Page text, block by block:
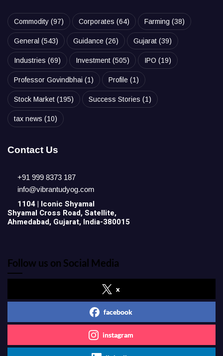
Commodity (97) Corporates (64) Farming (38)
General (543) Guidance (26) Gujarat (39)
Industries (69) Investment (505) IPO (19)
Professor Govindbhai (1) Profile (1)
Stock Market (195) Success Stories (1)
tax news (10)
Contact Us
+91 999 8373 187
info@vibrantudyog.com
1104 | Iconic Shyamal
Shyamal Cross Road, Satellite,
Ahmedabad, Gujarat, India-380015
Follow us on Social Media
x
facebook
instagram